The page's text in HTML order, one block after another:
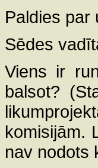
Paldies par
Sēdes
Viens ir
balsot?
komisijām.
nav nodots